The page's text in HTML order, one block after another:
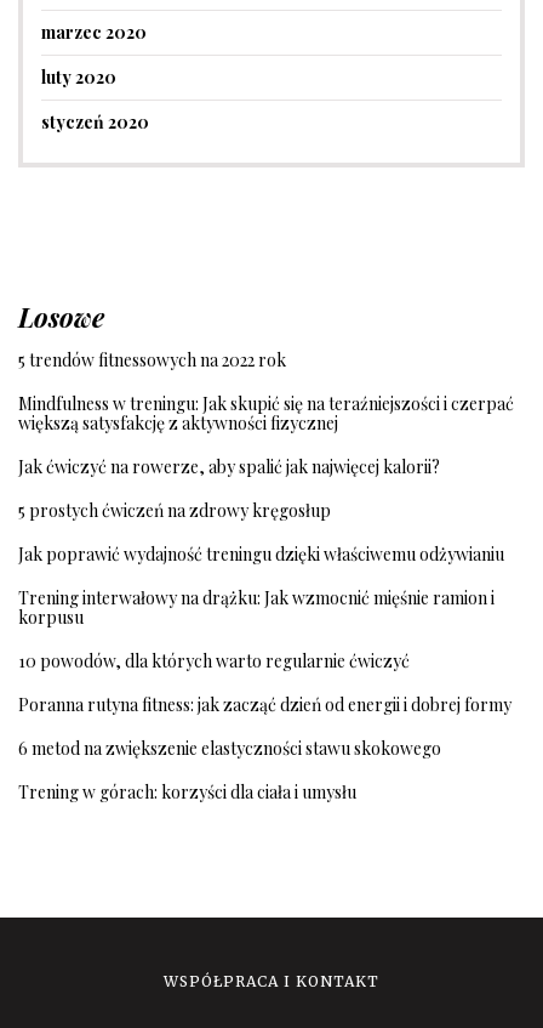
marzec 2020
luty 2020
styczeń 2020
Losowe
5 trendów fitnessowych na 2022 rok
Mindfulness w treningu: Jak skupić się na teraźniejszości i czerpać
większą satysfakcję z aktywności fizycznej
Jak ćwiczyć na rowerze, aby spalić jak najwięcej kalorii?
5 prostych ćwiczeń na zdrowy kręgosłup
Jak poprawić wydajność treningu dzięki właściwemu odżywianiu
Trening interwałowy na drążku: Jak wzmocnić mięśnie ramion i
korpusu
10 powodów, dla których warto regularnie ćwiczyć
Poranna rutyna fitness: jak zacząć dzień od energii i dobrej formy
6 metod na zwiększenie elastyczności stawu skokowego
Trening w górach: korzyści dla ciała i umysłu
WSPÓŁPRACA I KONTAKT